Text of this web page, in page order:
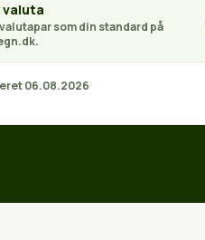
som din standard på
06.08.2026